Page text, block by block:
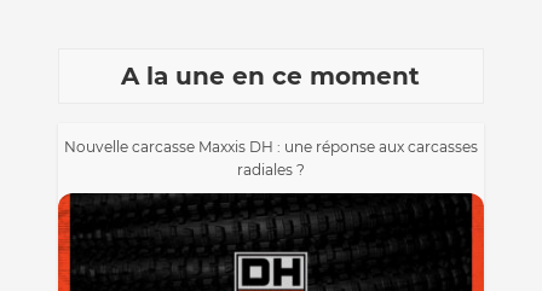
A la une en ce moment
Nouvelle carcasse Maxxis DH : une réponse aux carcasses
radiales ?